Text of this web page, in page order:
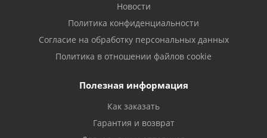
Новости
Политика конфиденциальности
Согласие на обработку персональных данных
Политика в отношении файлов cookie
Полезная информация
Как заказать
Гарантия и возврат